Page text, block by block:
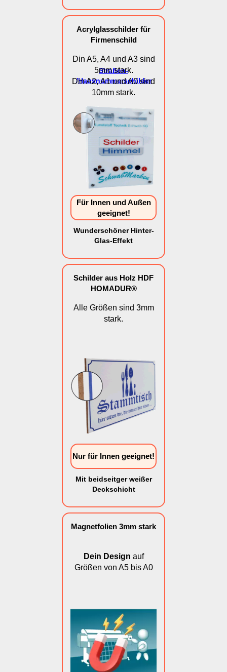
Straßen-
/Hausnummerschilder
Acrylglasschilder für
Firmenschild
Din A5, A4 und A3 sind
5mm stark.
Din A2, A1 und A0 sind
10mm stark.
Für Innen und Außen
geeignet!
Wunderschöner Hinter-
Glas-Effekt
Schilder aus Holz HDF
HOMADUR®
Alle Größen sind 3mm
stark.
Nur für Innen geeignet!
Mit beidseitger weißer
Deckschicht
Magnetfolien 3mm stark
Dein Design auf
Größen von A5 bis A0